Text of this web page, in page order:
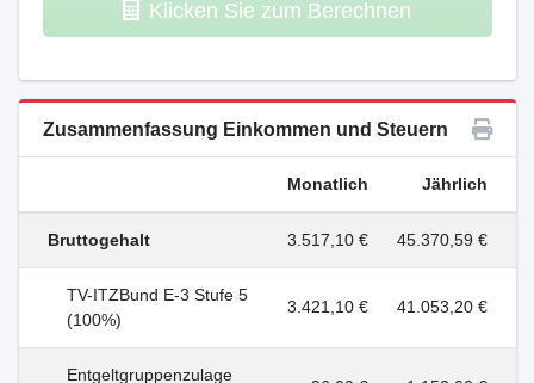
Klicken Sie zum Berechnen
Zusammenfassung Einkommen und Steuern
Monatlich Jährlich
Bruttogehalt 3.517,10 € 45.370,59 €
TV-ITZBund E-3 Stufe 5
(100%)
3.421,10 € 41.053,20 €
Entgeltgruppenzulage